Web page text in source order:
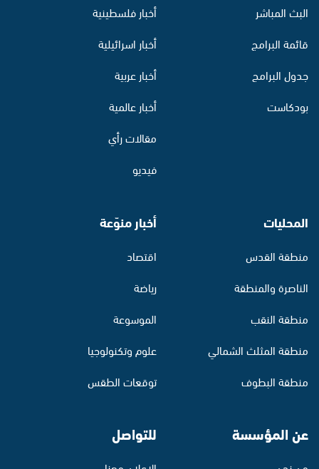
البث المباشر
قائمة البرامج
جدول البرامج
بودكاست
أخبار فلسطينية
أخبار اسرائيلية
أخبار عربية
أخبار عالمية
مقالات رأي
فيديو
المحليات
منطقة القدس
الناصرة والمنطقة
منطقة النقب
منطقة المثلث الشمالي
منطقة البطوف
أخبار منوّعة
اقتصاد
رياضة
الموسوعة
علوم وتكنولوجيا
توقعات الطقس
عن المؤسسة للتواصل